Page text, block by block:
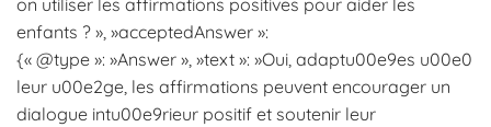
on utiliser les affirmations positives pour aider les
enfants ? », »acceptedAnswer »:
{« @type »: »Answer », »text »: »Oui, adaptu00e9es u00e0
leur u00e2ge, les affirmations peuvent encourager un
dialogue intu00e9rieur positif et soutenir leur